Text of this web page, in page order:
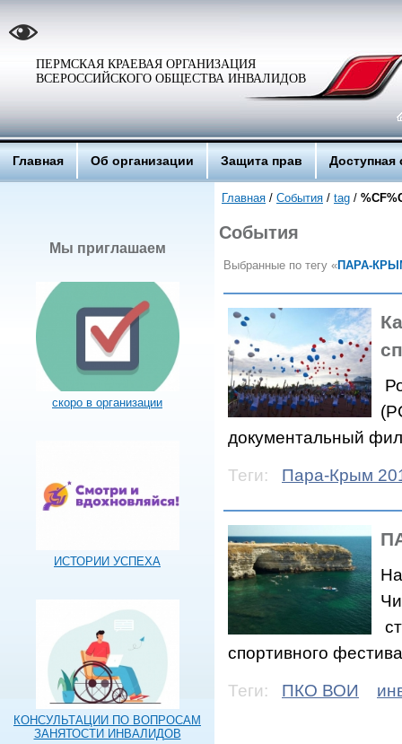
ПЕРМСКАЯ КРАЕВАЯ ОРГАНИЗАЦИЯ
ВСЕРОССИЙСКОГО ОБЩЕСТВА ИНВАЛИДОВ
Главная Об организации Защита прав Доступная
Мы приглашаем
скоро в организации
ИСТОРИИ УСПЕХА
КОНСУЛЬТАЦИИ ПО ВОПРОСАМ
ЗАНЯТОСТИ ИНВАЛИДОВ
Главная / События / tag /
События
Выбранные по тегу «ПАРА-
документальный
Теги:
Пара-Крым
спортивного
Теги:
ПКО ВОИ